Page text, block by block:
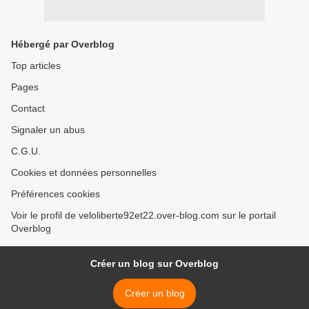
Hébergé par Overblog
Top articles
Pages
Contact
Signaler un abus
C.G.U.
Cookies et données personnelles
Préférences cookies
Voir le profil de veloliberte92et22.over-blog.com sur le portail
Overblog
Créer un blog sur Overblog
Créer un blog